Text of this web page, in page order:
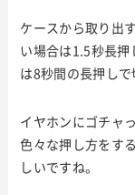
ケースから取り出
い場合は1.5秒長
は8秒間の長押しで
イヤホンにゴチャ
色々な押し方をす
しいですね。